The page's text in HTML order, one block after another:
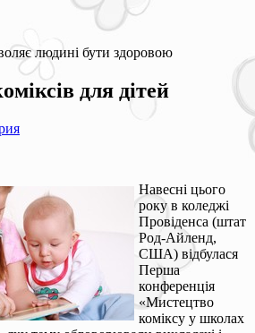
людині бути здоровою
для дітей
Навесні цього
року в коледжі
Провіденса (штат
Род-Айленд,
США) відбулася
Перша
конференція
«Мистецтво
коміксу у школах